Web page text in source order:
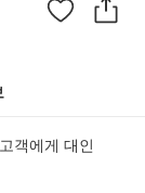
객에게 대인